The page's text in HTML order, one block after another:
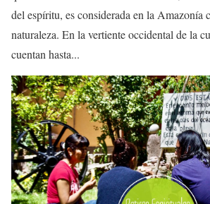
del espíritu, es considerada en la Amazonía
naturaleza. En la vertiente occidental de la
cuentan hasta...